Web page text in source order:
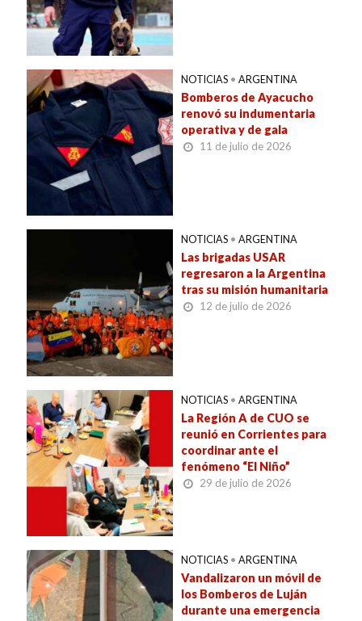
NOTICIAS • ARGENTINA
Bomberos de Ayacucho
renovó su indumentaria
operativa y de gala
11 de julio de 2026
NOTICIAS • ARGENTINA
Las brigadas USAR
regresaron a la Argentina
tras su misión humanitaria
12 de julio de 2026
NOTICIAS • ARGENTINA
La Región A de CUO se
reunió en Corrientes para
coordinar ante el
fenómeno “El Niño”
29 de julio de 2026
NOTICIAS • ARGENTINA
Vandalizaron un móvil de
los Bomberos de Luján
durante una emergencia